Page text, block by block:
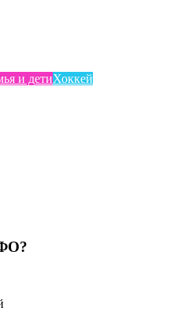
и детиХоккей